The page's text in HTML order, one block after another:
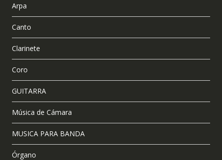
Arpa
Canto
Clarinete
Coro
GUITARRA
Música de Cámara
MUSICA PARA BANDA
Órgano